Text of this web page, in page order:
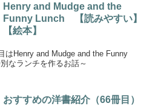
Henry and Mudge and the
Funny Lunch 【読みやすい】
【絵本】
はHenry and Mudge and the Funny
なランチを作るお話～
おすすめの洋書紹介（66冊目）